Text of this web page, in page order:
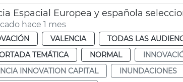
hace 1 mes
VALENCIA TODAS LAS
TEMÁTICA
NORMAL
INNOVATION CAPITAL
INUNDACIONES